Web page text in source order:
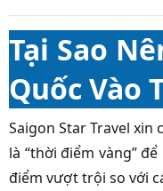
Tại Sao
Quốc Vào
Saigon Star Travel xin
là “thời điểm vàng”
điểm vượt trội so với